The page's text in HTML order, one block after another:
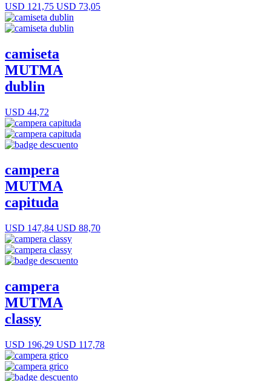
USD 121,75 USD 73,05
camiseta
MUTMA
dublin
USD 44,72
campera
MUTMA
capituda
USD 147,84 USD 88,70
campera
MUTMA
classy
USD 196,29 USD 117,78